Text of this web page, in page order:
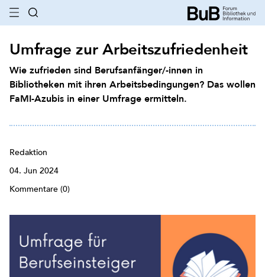
Umfrage zur Arbeitszufriedenheit
Wie zufrieden sind Berufsanfänger/-innen in
Bibliotheken mit ihren Arbeitsbedingungen? Das wollen
FaMI-Azubis in einer Umfrage ermitteln.
Redaktion
04. Jun 2024
Kommentare (0)